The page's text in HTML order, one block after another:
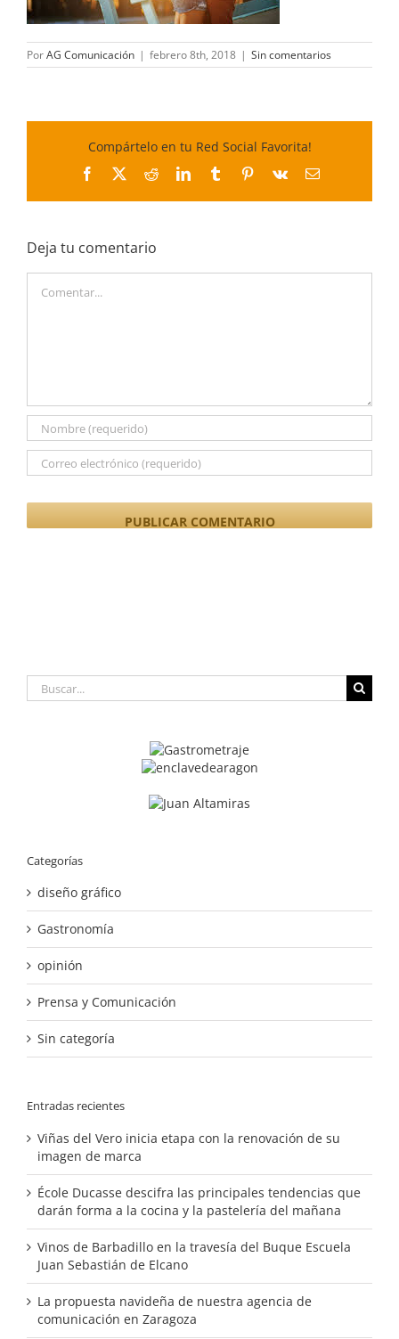
PorAG Comunicación | febrero 8th, 2018 | Sin comentarios
Compártelo en tu Red Social Favorita!
Facebook
X RedditLinkedInTumblrPinterest
Vk
Correo
Deja tu comentario
Buscar:
Categorías
diseño gráfico
Gastronomía
opinión
Prensa y Comunicación
Sin categoría
Entradas recientes
Viñas del Vero inicia etapa con la renovación de su
imagen de marca
École Ducasse descifra las principales tendencias que
darán forma a la cocina y la pastelería del mañana
Vinos de Barbadillo en la travesía del Buque Escuela
Juan Sebastián de Elcano
La propuesta navideña de nuestra agencia de
comunicación en Zaragoza